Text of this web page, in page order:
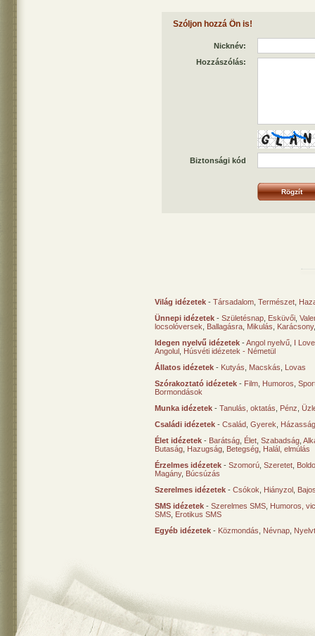
Szóljon hozzá Ön is!
Nicknév:
Hozzászólás:
Biztonsági kód
Világ idézetek - Társadalom Természet
Ünnepi idézetek - Születésnap Esküvői
locsolóversek
Ballagásra Mikulás Karácsony
Idegen nyelvű idézetek -Angol nyelvű I
Angolul Húsvéti idézetek - Németül
Állatos idézetek - Kutyás Macskás
Lovas
Szórakoztató idézetek - Film Humoros
Bormondások
Munka idézetek - Tanulás, oktatás Pénz
Családi idézetek - Család Gyerek
Élet idézetek - Barátság Élet Szabadság
Butaság Hazugság Betegség Halál, elmúlás
Érzelmes idézetek - Szomorú Szeretet
Magány, Búcsúzás
Szerelmes idézetek - Csókok Hiányzol
SMS idézetek - Szerelmes SMS Humoros,
SMS Erotikus SMS
Egyéb idézetek - Közmondás Névnap